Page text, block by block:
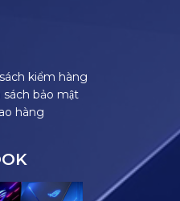
kiểm hàng
sách bảo mật
hàng